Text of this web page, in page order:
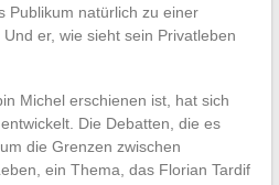
Publikum natürlich zu einer
er, wie sieht sein Privatleben
Michel erschienen ist, hat sich
Die Debatten, die es
die Grenzen zwischen
ein Thema, das Florian Tardif